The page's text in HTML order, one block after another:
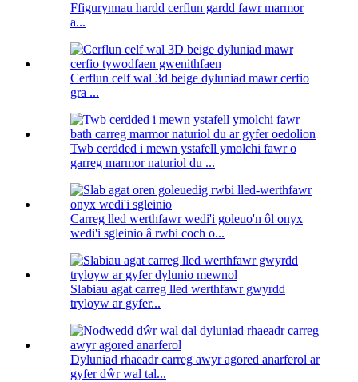
Ffigurynnau hardd cerflun gardd fawr marmor
a...
Cerflun celf wal 3d beige dyluniad mawr cerfio
gra ...
Twb cerdded i mewn ystafell ymolchi fawr o
garreg marmor naturiol du ...
Carreg lled werthfawr wedi'i goleuo'n ôl onyx
wedi'i sgleinio â rwbi coch o...
Slabiau agat carreg lled werthfawr gwyrdd
tryloyw ar gyfer...
Dyluniad rhaeadr carreg awyr agored anarferol ar
gyfer dŵr wal tal...